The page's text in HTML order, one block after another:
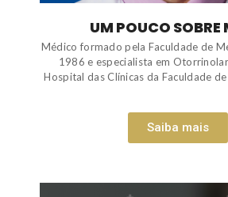
UM POUCO SOBRE
Médico formado pela Faculdade de
1986 e especialista em
Hospital das Clínicas da Faculdade de
Saiba mais